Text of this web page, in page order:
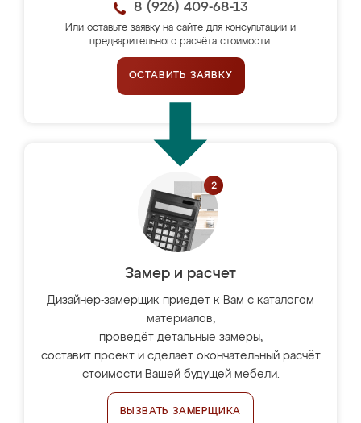
8 (926) 409-68-13
Или оставьте заявку на сайте для консультации и
предварительного расчёта стоимости.
ОСТАВИТЬ ЗАЯВКУ
Замер и расчет
Дизайнер-замерщик приедет к Вам с каталогом
материалов,
проведёт детальные замеры,
составит проект и сделает окончательный расчёт
стоимости Вашей будущей мебели.
ВЫЗВАТЬ ЗАМЕРЩИКА